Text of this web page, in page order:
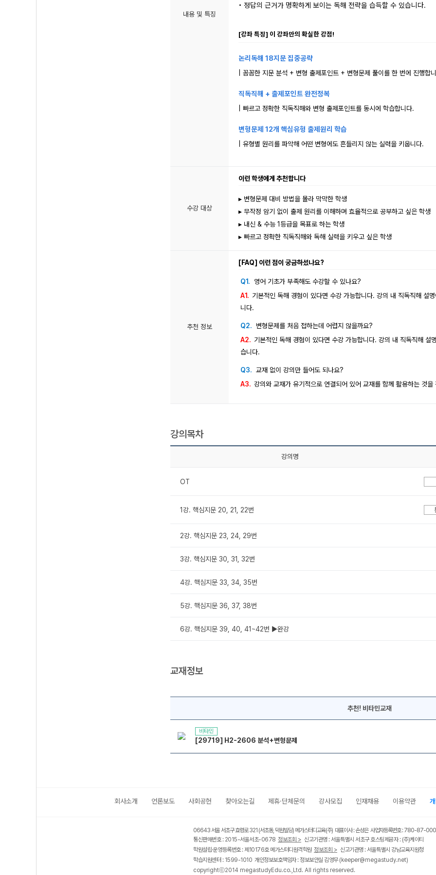
내용 및 특징
• 정답의 근거가 명확하게 보이는 독해 전략을 습득할 수 있습니다.
[강좌 특징] 이 강좌만의 확실한 강점!
논리독해 18지문 집중공략
| 꼼꼼한 지문 분석 + 변형 출제포인트 + 변형문제 풀이를 한 번에 진행합
직독직해 + 출제포인트 완전정복
| 빠르고 정확한 직독직해와 변형 출제포인트를 동시에 학습합니다.
변형문제 12개 핵심유형 출제원리 학습
| 유형별 원리를 파악해 어떤 변형에도 흔들리지 않는 실력을 키웁니다.
수강 대상
이런 학생에게 추천합니다
▸ 변형문제 대비 방법을 몰라 막막한 학생
▸ 무작정 암기 없이 출제 원리를 이해하며 효율적으로 공부하고 싶은 학생
▸ 내신 & 수능 1등급을 목표로 하는 학생
▸ 빠르고 정확한 직독직해와 독해 실력을 키우고 싶은 학생
추천 정보
[FAQ] 이런 점이 궁금하셨나요?
Q1.
영어 기초가 부족해도 수강할 수 있나요?
A1. 기본적인 독해 경험이 있다면 수강 가능합니다. 강의 내 직독직해 설
니다.
Q2.
변형문제를 처음 접하는데 어렵지 않을까요?
A2. 기본적인 독해 경험이 있다면 수강 가능합니다. 강의 내 직독직해 설
습니다.
Q3. 교재 없이 강의만 들어도 되나요?
A3. 강의와 교재가 유기적으로 연결되어 있어 교재를 함께 활용하는 것을
강의목차
강의명
OT
1강. 핵심지문 20, 21, 22번
2강. 핵심지문 23, 24, 29번
3강. 핵심지문 30, 31, 32번
4강. 핵심지문 33, 34, 35번
5강. 핵심지문 36, 37, 38번
6강. 핵심지문 39, 40, 41~42번 ▶완강
교재정보
추천! 비타민교재
비타민
[29719] H2-2606 분석+변형문제
회사소개 언론보도 사회공헌 찾아오는길 제휴·단체문의 강사모집 인재채용 이용약관
06643 서울 서초구 효령로 321 (서초동, 덕원빌딩) 메가스터디교육(주) 대표이사 : 손성은 사업자등록번호 : 780-87-
통신판매번호 : 2015-서울서초-0678 정보조회 > 신고기관명 : 서울특별시 서초구 호스팅제공자 : (주)케이티
학원설립·운영등록번호 : 제10176호 메가스터디원격학원 정보조회 > 신고기관명 : 서울특별시 강남교육지원청
학습지원센터 : 1599-1010 개인정보보호책임자 : 정보보안실 김영무(keeper@megastudy.net)
copyrightⓒ2014 megastudyEdu.co.,Ltd. All rights reserved.